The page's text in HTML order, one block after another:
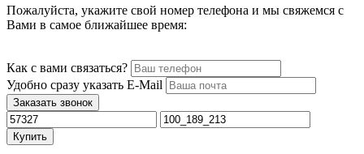
Пожалуйста, укажите свой номер телефона и мы свяжемся с
Вами в самое ближайшее время:
Как с вами связаться?
Удобно сразу указать E-Mail
Заказать звонок
Купить